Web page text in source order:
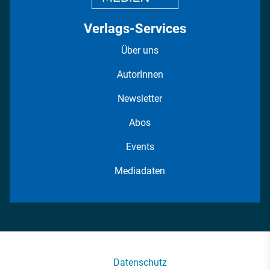
Verlags-Services
Über uns
AutorInnen
Newsletter
Abos
Events
Mediadaten
Datenschutz